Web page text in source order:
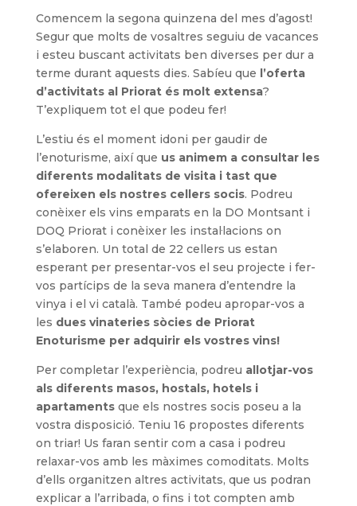
Comencem la segona quinzena del mes d’agost!
Segur que molts de vosaltres seguiu de vacances
i esteu buscant activitats ben diverses per dur a
terme durant aquests dies. Sabíeu que l’oferta
d’activitats al Priorat és molt extensa?
T’expliquem tot el que podeu fer!
L’estiu és el moment idoni per gaudir de
l’enoturisme, així que us animem a consultar les
diferents modalitats de visita i tast que
ofereixen els nostres cellers socis. Podreu
conèixer els vins emparats en la DO Montsant i
DOQ Priorat i conèixer les instal·lacions on
s’elaboren. Un total de 22 cellers us estan
esperant per presentar-vos el seu projecte i fer-
vos partícips de la seva manera d’entendre la
vinya i el vi català. També podeu apropar-vos a
les dues vinateries sòcies de Priorat
Enoturisme per adquirir els vostres vins!
Per completar l’experiència, podreu allotjar-vos
als diferents masos, hostals, hotels i
apartaments que els nostres socis poseu a la
vostra disposició. Teniu 16 propostes diferents
on triar! Us faran sentir com a casa i podreu
relaxar-vos amb les màximes comoditats. Molts
d’ells organitzen altres activitats, que us podran
explicar a l’arribada, o fins i tot compten amb